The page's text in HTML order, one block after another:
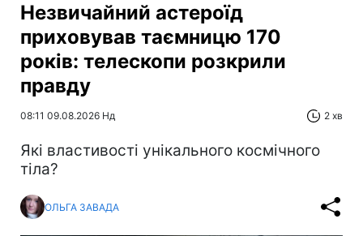
Незвичайний астероїд
приховував таємницю 170
років: телескопи розкрили
правду
08:11 09.08.2026 Нд 2 хв
Які властивості унікального космічного
тіла?
ОЛЬГА ЗАВАДА